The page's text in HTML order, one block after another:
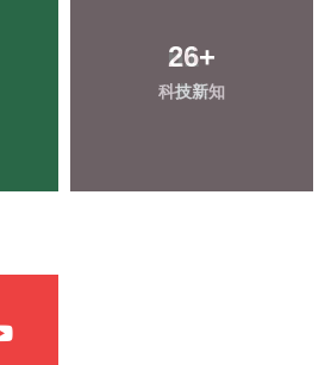
26+
科技新知